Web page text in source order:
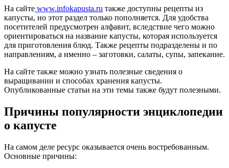
На сайте www.infokapusta.ru также доступны рецепты из
капусты, но этот раздел только пополняется. Для удобства
посетителей предусмотрен алфавит, вследствие чего можно
ориентироваться на название капусты, которая используется
для приготовления блюд. Также рецепты подразделены и по
направлениям, а именно – заготовки, салаты, супы, запекание.
На сайте также можно узнать полезные сведения о
выращивании и способах хранения капусты.
Опубликованные статьи на эти темы также будут полезными.
Причины популярности энциклопедии
о капусте
На самом деле ресурс оказывается очень востребованным.
Основные причины: